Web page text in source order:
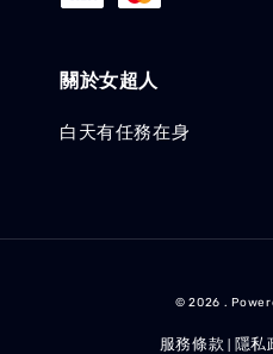
關於女超人
白天有任務在身
© 2026 .
服務條款 隱私